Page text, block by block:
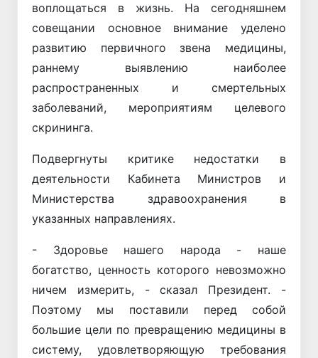
воплощаться в жизнь. На сегодняшнем
совещании основное внимание уделено
развитию первичного звена медицины,
раннему выявлению наиболее
распространенных и смертельных
заболеваний, мероприятиям целевого
скрининга.
Подвергнуты критике недостатки в
деятельности Кабинета Министров и
Министерства здравоохранения в
указанных направлениях.
- Здоровье нашего народа - наше
богатство, ценность которого невозможно
ничем измерить, - сказал Президент. -
Поэтому мы поставили перед собой
большие цели по превращению медицины в
систему, удовлетворяющую требования